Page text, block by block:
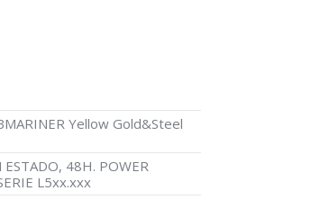
Yellow Gold&Steel
ESTADO, 48H. POWER
L5xx.xxx